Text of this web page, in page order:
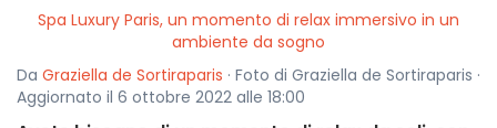
Spa Luxury Paris, un momento di relax immersivo in un
ambiente da sogno
Da Graziella de Sortiraparis · Foto di Graziella de Sortiraparis ·
Aggiornato il 6 ottobre 2022 alle 18:00